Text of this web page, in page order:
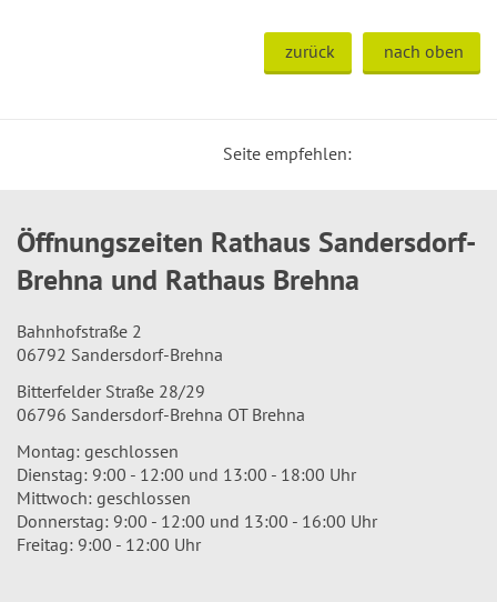
zurück nach oben
Seite empfehlen:
Öffnungszeiten Rathaus Sandersdorf-
Brehna und Rathaus Brehna
Bahnhofstraße 2
06792 Sandersdorf-Brehna
Bitterfelder Straße 28/29
06796 Sandersdorf-Brehna OT Brehna
Montag: geschlossen
Dienstag: 9:00 - 12:00 und 13:00 - 18:00 Uhr
Mittwoch: geschlossen
Donnerstag: 9:00 - 12:00 und 13:00 - 16:00 Uhr
Freitag: 9:00 - 12:00 Uhr